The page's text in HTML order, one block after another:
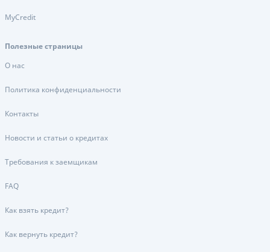
MyCredit
Полезные страницы
О нас
Политика конфиденциальности
Контакты
Новости и статьи о кредитах
Требования к заемщикам
FAQ
Как взять кредит?
Как вернуть кредит?